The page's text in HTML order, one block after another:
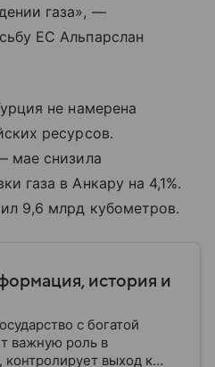
газа», —
ЕС Альпарслан
не намерена
ресурсов.
мае снизила
газа в Анкару на 4,1%.
9,6 млрд кубометров.
история и
с богатой
важную роль в
контролирует выход к